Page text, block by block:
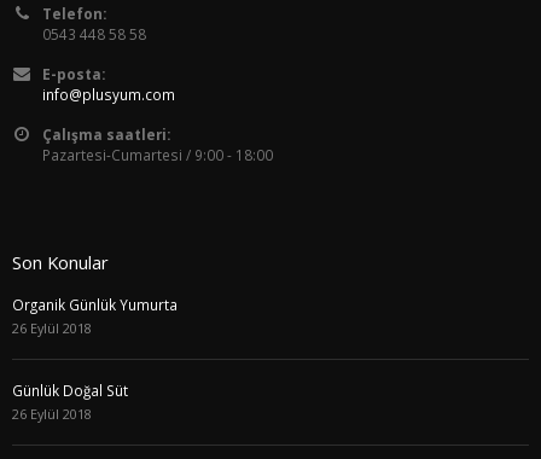
Telefon:
0543 448 58 58
E-posta:
info@plusyum.com
Çalışma saatleri:
Pazartesi-Cumartesi / 9:00 - 18:00
Son Konular
Organik Günlük Yumurta
26 Eylül 2018
Günlük Doğal Süt
26 Eylül 2018